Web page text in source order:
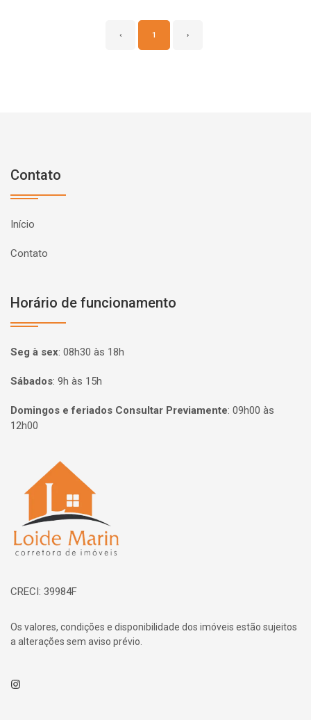
‹ 1 ›
Contato
Início
Contato
Horário de funcionamento
Seg à sex: 08h30 às 18h
Sábados: 9h às 15h
Domingos e feriados Consultar Previamente: 09h00 às
12h00
Página inicial
CRECI: 39984F
Os valores, condições e disponibilidade dos imóveis estão sujeitos
a alterações sem aviso prévio.
Instagram